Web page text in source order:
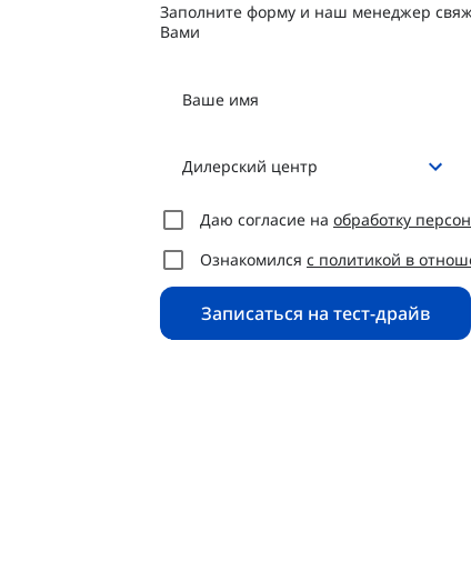
Заполните форму и наш менеджер
Вами
Ваше имя
Дилерский центр
Даю согласие на обработку
Ознакомился с политикой в
Записаться на тест-драйв